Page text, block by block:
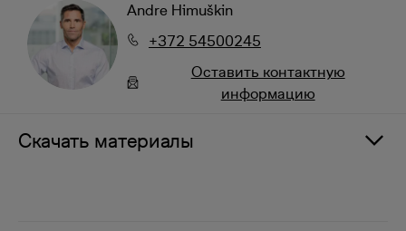
Andre Himuškin
+372 54500245
Oставить контактную
информацию
Скачать материалы